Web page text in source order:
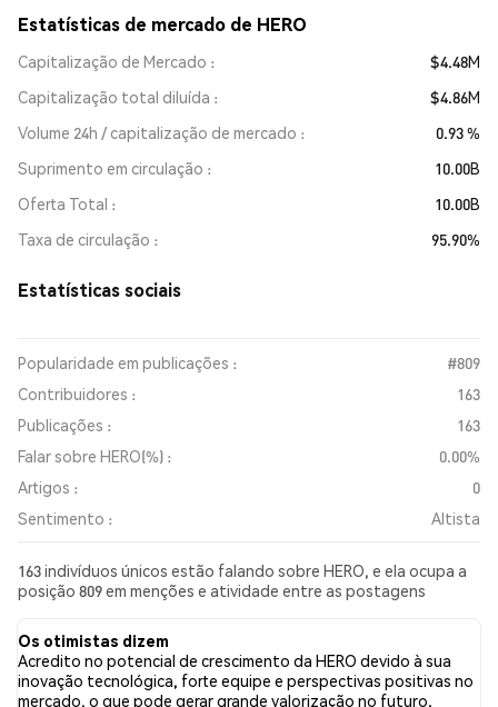
Estatísticas de mercado de HERO
Capitalização de Mercado
$4.48M
Capitalização total diluída
$4.86M
Volume 24h / capitalização de mercado
0.93 %
Suprimento em circulação
10.00B
Oferta Total
10.00B
Taxa de circulação
95.90%
Estatísticas sociais
Popularidade em publicações :
#809
Contribuidores :
163
Publicações :
163
Falar sobre HERO(%) :
0.00%
Artigos :
0
Sentimento :
Altista
163 indivíduos únicos estão falando sobre HERO, e ela ocupa a
posição 809 em menções e atividade entre as postagens
HERO em todas as redes sociais foi Altista. Por fim, foram
publicados 0 artigos de notícias sobre HERO. No Twitter,
83.79% dos tweets apresentaram um sentimento otimista em
comparação com 6.46% dos tweets com sentimento pessimista
Os otimistas dizem
Acredito no potencial de crescimento da HERO devido à sua
inovação tecnológica, forte equipe e perspectivas positivas no
mercado, o que pode gerar grande valorização no futuro.